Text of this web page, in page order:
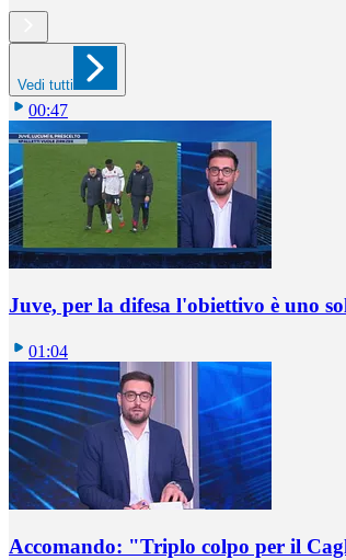
Vedi tutti
00:47
Juve, per la difesa l'obiettivo è uno
01:04
Accomando: "Triplo colpo per il